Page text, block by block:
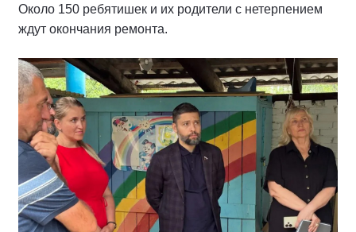
Около 150 ребятишек и их родители с нетерпением
ждут окончания ремонта.